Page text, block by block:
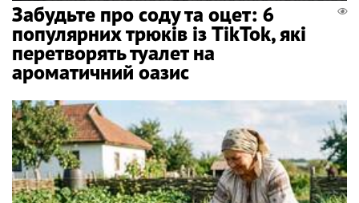
Забудьте про соду та оцет: 6
популярних трюків із TikTok, які
перетворять туалет на
ароматичний оазис